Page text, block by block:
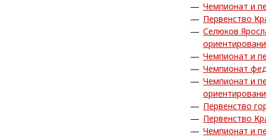
Чемпионат и
Первенство
Селюков
Чемпионат и
Чемпионат
Чемпионат и
Первенство
Первенство
Чемпионат и